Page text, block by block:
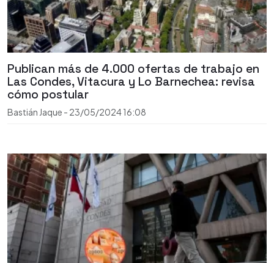
Publican más de 4.000 ofertas de trabajo en
Las Condes, Vitacura y Lo Barnechea: revisa
cómo postular
Bastián Jaque - 23/05/202416:08